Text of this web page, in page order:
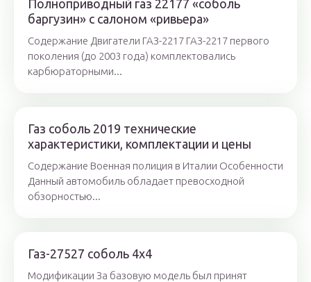
Полноприводный газ 22177 «соболь
баргузин» с салоном «ривьера»
Содержание Двигатели ГАЗ-2217 ГАЗ-2217 первого
поколения (до 2003 года) комплектовались
карбюраторными...
Газ соболь 2019 технические
характеристики, комплектации и цены
Содержание Военная полиция в Италии Особенности
Данный автомобиль обладает превосходной
обзорностью...
Газ-27527 соболь 4х4
Модификации За базовую модель был принят